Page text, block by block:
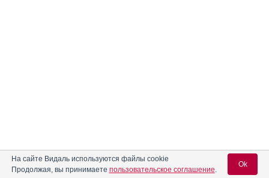
На сайте Видаль используются файлы cookie
Продолжая, вы принимаете пользовательское соглашение.
Ok